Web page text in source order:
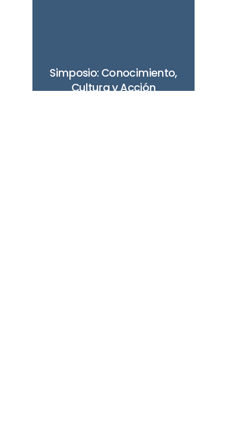
Simposio: Conocimiento,
Cultura y Acción